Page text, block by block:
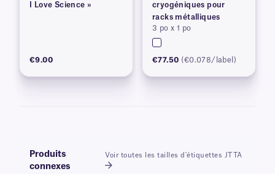
I Love Science »
€9.00
cryogéniques pour
racks métalliques
3 po x 1 po
€77.50 (€0.078/label)
Produits
connexes
Voir toutes les tailles d'étiquettes JTTA